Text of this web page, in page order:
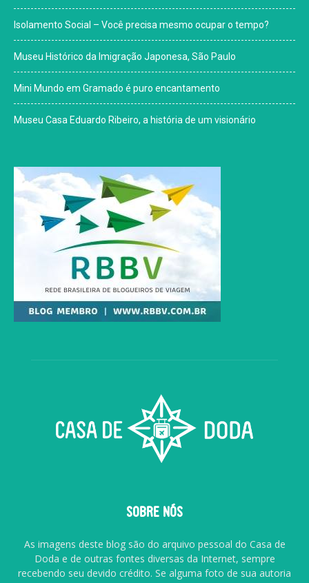
Isolamento Social – Você precisa mesmo ocupar o tempo?
Museu Histórico da Imigração Japonesa, São Paulo
Mini Mundo em Gramado é puro encantamento
Museu Casa Eduardo Ribeiro, a história de um visionário
SOBRE NÓS
As imagens deste blog são do arquivo pessoal do Casa de
Doda e de outras fontes diversas da Internet, sempre
recebendo seu devido crédito. Se alguma foto de sua autoria